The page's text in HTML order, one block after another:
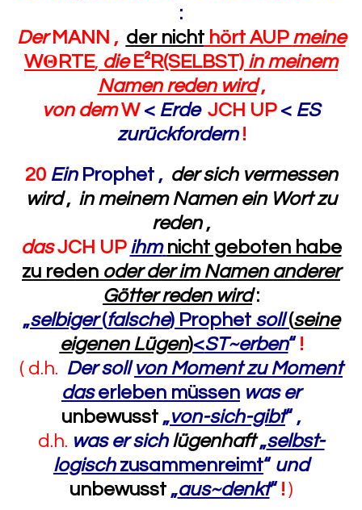
:
DerMANN , der nichthört AUP meine
WΘ RTE, die E²R(SELBST) in meinem
Namen reden wird ,
von demW < Erde JCH UP < ES
zurückfordern !
20 EinProphet , der sich vermessen
wird, in meinem Namen ein Wort zu
reden ,
dasJCH UP ihm nicht geboten habe
zu reden oder der im Namen anderer
Götter reden wird :
„selbiger(falsche) Prophet soll(seine
eigenen Lügen)<ST~erben“ !
( d.h. Der soll von Moment zu Moment
daserleben müssen was er
unbewusst „von-sich-gibt“ ,
d.h. was er sich lügenhaft „selbst-
logisch zusammenreimt“ und
unbewusst„aus~denkt“ ! )